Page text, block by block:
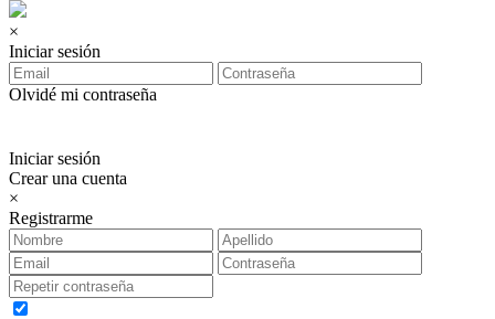
×
Iniciar sesión
Olvidé mi contraseña
Iniciar sesión
Crear una cuenta
×
Registrarme